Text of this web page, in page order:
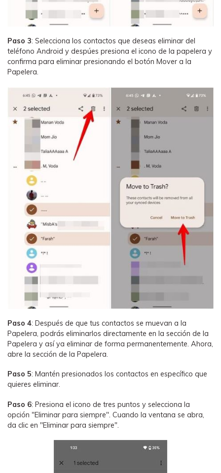
Paso 3: Selecciona los contactos que deseas eliminar del
teléfono Android y despúes presiona el icono de la papelera y
confirma para eliminar presionando el botón Mover a la
Papelera.
Paso 4: Después de que tus contactos se muevan a la
Papelera, podrás eliminarlos directamente en la sección de la
Papelera y así ya eliminar de forma permanentemente. Ahora,
abre la sección de la Papelera.
Paso 5: Mantén presionados los contactos en específico que
quieres eliminar.
Paso 6: Presiona el icono de tres puntos y selecciona la
opción "Eliminar para siempre". Cuando la ventana se abra,
da clic en "Eliminar para siempre".